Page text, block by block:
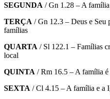
SEGUNDA / Gn 1.28 – A
TERÇA / Gn 12.3 – Deus e Seu
famílias
QUARTA / Sl 122.1 – Famílias
local
QUINTA / Rm 16.5 – A família é
SEXTA / Cl 4.15 – A família e a